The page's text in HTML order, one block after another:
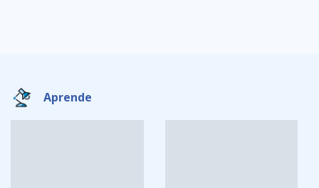
Aprende